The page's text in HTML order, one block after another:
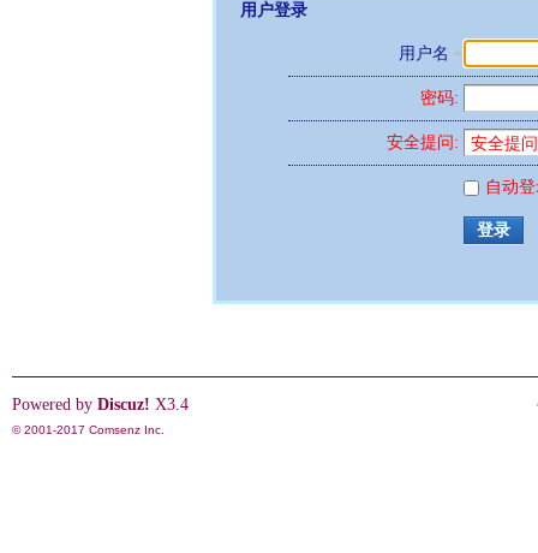
用户登录
用户名
密码:
安全提问:
自动
登录
Powered by Discuz! X3.4
© 2001-2017 Comsenz Inc.